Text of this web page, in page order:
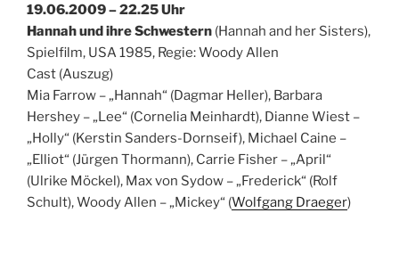
19.06.2009 – 22.25 Uhr
Hannah und ihre Schwestern (Hannah and her Sisters),
Spielfilm, USA 1985, Regie: Woody Allen
Cast (Auszug)
Mia Farrow – „Hannah“ (Dagmar Heller), Barbara
Hershey – „Lee“ (Cornelia Meinhardt), Dianne Wiest –
„Holly“ (Kerstin Sanders-Dornseif), Michael Caine –
„Elliot“ (Jürgen Thormann), Carrie Fisher – „April“
(Ulrike Möckel), Max von Sydow – „Frederick“ (Rolf
Schult), Woody Allen – „Mickey“ (Wolfgang Draeger)